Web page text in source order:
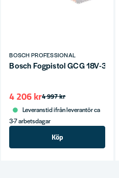
BOSCH PROFESSIONAL
Bosch Fogpistol GCG 18V-310
4 997 kr
4 206 kr
Leveranstid ifrån leverantör ca
3-7 arbetsdagar
Köp